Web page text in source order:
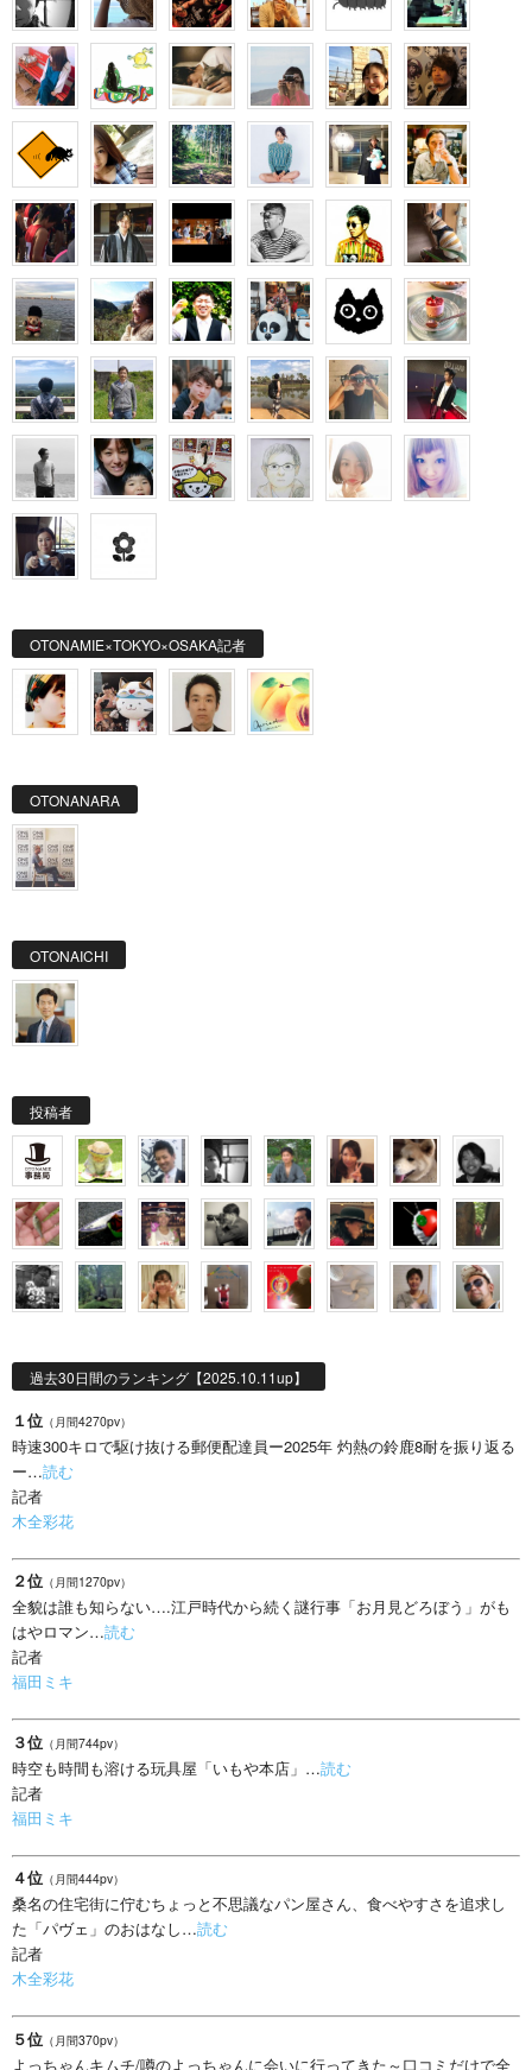
OTONAMIE×TOKYO×OSAKA記者
OTONANARA
OTONAICHI
投稿者
過去30日間のランキング【2025.10.11up】
１位 （月間4270pv）
時速300キロで駆け抜ける郵便配達員ー2025年 灼熱の鈴鹿8耐を振り返る
ー…読む
記者
木全彩花
２位 （月間1270pv）
全貌は誰も知らない….江戸時代から続く謎行事「お月見どろぼう」がも
はやロマン…読む
記者
福田ミキ
３位 （月間744pv）
時空も時間も溶ける玩具屋「いもや本店」…読む
記者
福田ミキ
４位 （月間444pv）
桑名の住宅街に佇むちょっと不思議なパン屋さん、食べやすさを追求し
た「パヴェ」のおはなし…読む
記者
木全彩花
５位 （月間370pv）
よっちゃんキムチ/噂のよっちゃんに会いに行ってきた～口コミだけで全